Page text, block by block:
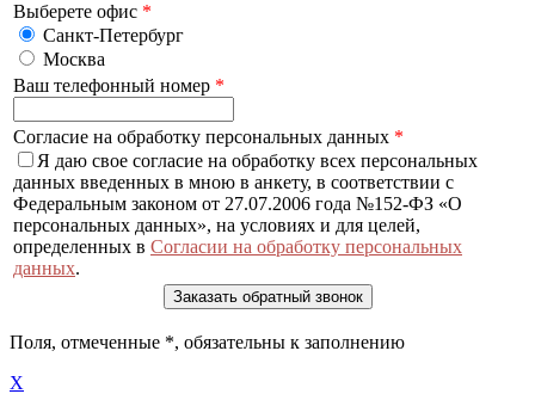
Выберете офис *
Санкт-Петербург
Москва
Ваш телефонный номер *
Согласие на обработку персональных данных *
Я даю свое согласие на обработку всех персональных
данных введенных в мною в анкету, в соответствии с
Федеральным законом от 27.07.2006 года №152-ФЗ «О
персональных данных», на условиях и для целей,
определенных в Согласии на обработку персональных
данных.
Поля, отмеченные *, обязательны к заполнению
X